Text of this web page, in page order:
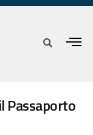
Passaporto